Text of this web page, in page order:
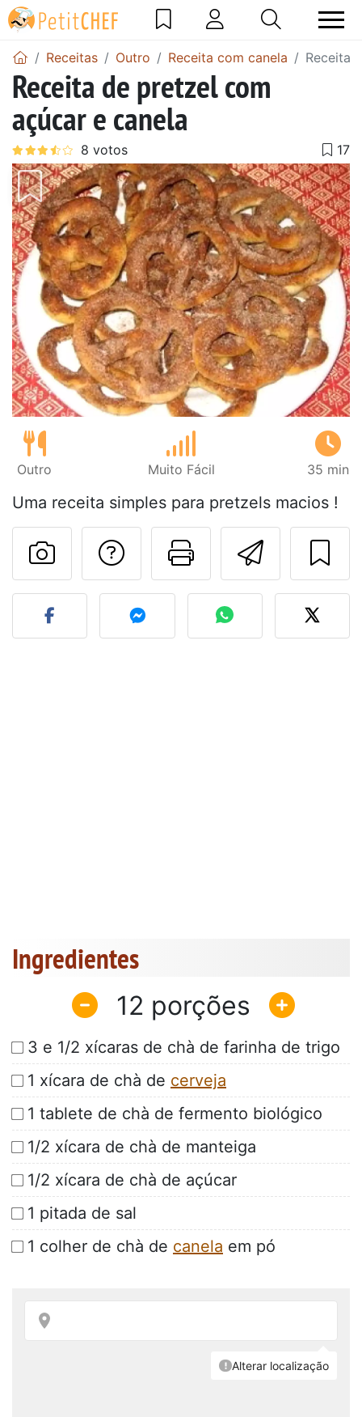
Receitas Outro Receita com canela Receita
Receita de pretzel com
açúcar e canela
Outro Muito Fácil 35 min
Uma receita simples para pretzels macios !
Imprima
Falar com o autor
Fez esta receita?
Ingredientes
12
3 e 1/2 xícaras de chà de farinha de trigo
1 xícara de chà de cerveja
1 tablete de chà de fermento biológico
1/2 xícara de chà de manteiga
1/2 xícara de chà de açúcar
1 pitada de sal
1 colher de chà de canela em pó